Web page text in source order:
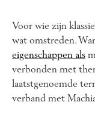
Voor wie zijn
wat omstreden.
eigenschappen als
verbonden met
laatstgenoemde
verband met